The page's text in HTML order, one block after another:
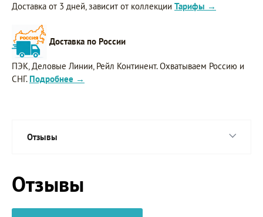
Доставка от 3 дней, зависит от коллекции Тарифы →
Доставка по России
ПЭК, Деловые Линии, Рейл Континент. Охватываем Россию и
СНГ. Подробнее →
Отзывы
Отзывы